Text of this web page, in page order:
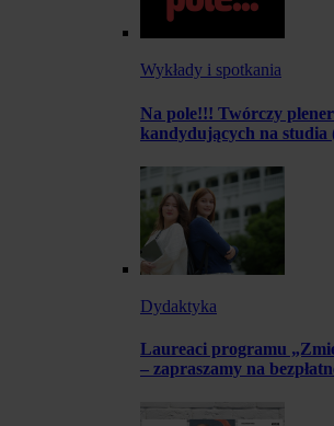
Wykłady i spotkania
Na pole!!! Twórczy
kandydujących na studia
Dydaktyka
Laureaci programu
– zapraszamy na